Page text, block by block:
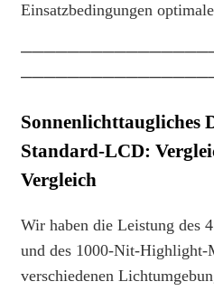
Einsatzbedingungen
Sonnenlichttaugliches
Standard-LCD:
Vergleich
Wir haben die Leistung des
und des 1000-Nit-Highlight-
verschiedenen